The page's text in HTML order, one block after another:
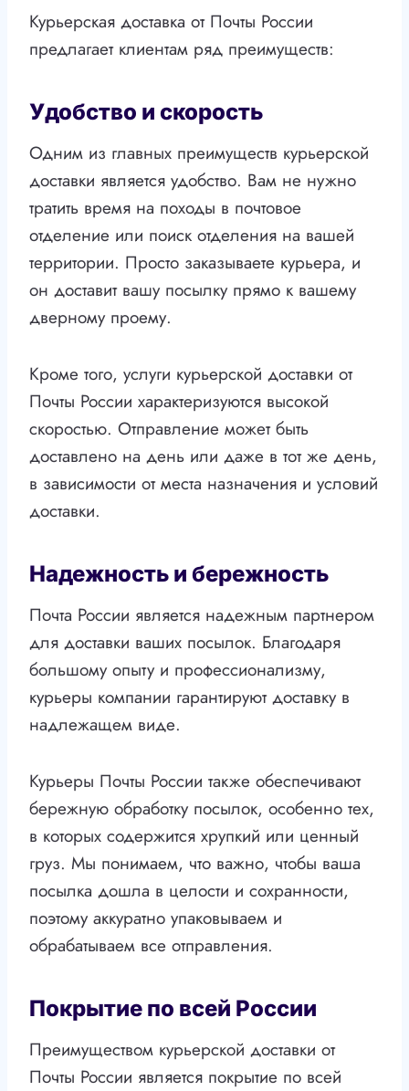
Курьерская доставка от Почты России
предлагает клиентам ряд преимуществ:
Удобство и скорость
Одним из главных преимуществ курьерской
доставки является удобство. Вам не нужно
тратить время на походы в почтовое
отделение или поиск отделения на вашей
территории. Просто заказываете курьера, и
он доставит вашу посылку прямо к вашему
дверному проему.
Кроме того, услуги курьерской доставки от
Почты России характеризуются высокой
скоростью. Отправление может быть
доставлено на день или даже в тот же день,
в зависимости от места назначения и условий
доставки.
Надежность и бережность
Почта России является надежным партнером
для доставки ваших посылок. Благодаря
большому опыту и профессионализму,
курьеры компании гарантируют доставку в
надлежащем виде.
Курьеры Почты России также обеспечивают
бережную обработку посылок, особенно тех,
в которых содержится хрупкий или ценный
груз. Мы понимаем, что важно, чтобы ваша
посылка дошла в целости и сохранности,
поэтому аккуратно упаковываем и
обрабатываем все отправления.
Покрытие по всей России
Преимуществом курьерской доставки от
Почты России является покрытие по всей